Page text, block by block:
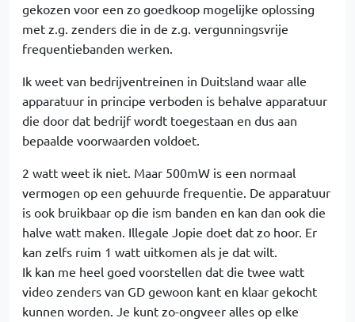
gekozen voor een zo goedkoop mogelijke oplossing
met z.g. zenders die in de z.g. vergunningsvrije
frequentiebanden werken.
Ik weet van bedrijventreinen in Duitsland waar alle
apparatuur in principe verboden is behalve apparatuur
die door dat bedrijf wordt toegestaan en dus aan
bepaalde voorwaarden voldoet.
2 watt weet ik niet. Maar 500mW is een normaal
vermogen op een gehuurde frequentie. De apparatuur
is ook bruikbaar op die ism banden en kan dan ook die
halve watt maken. Illegale Jopie doet dat zo hoor. Er
kan zelfs ruim 1 watt uitkomen als je dat wilt.
Ik kan me heel goed voorstellen dat die twee watt
video zenders van GD gewoon kant en klaar gekocht
kunnen worden. Je kunt zo-ongveer alles op elke